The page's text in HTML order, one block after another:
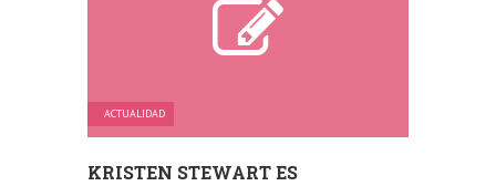
ACTUALIDAD
KRISTEN STEWART ES